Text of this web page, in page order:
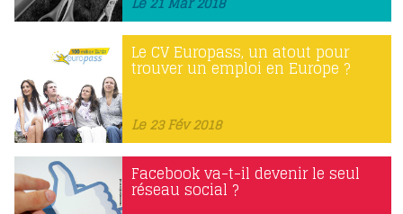
Le CV Europass, un atout pour
trouver un emploi en Europe ?
Le 23 Fév 2018
Facebook va-t-il devenir le seul
réseau social ?